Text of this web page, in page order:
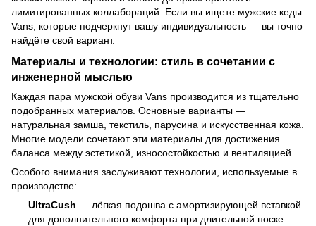
лимитированных коллабораций. Если вы ищете мужские кеды
Vans, которые подчеркнут вашу индивидуальность — вы точно
найдёте свой вариант.
Материалы и технологии: стиль в сочетании с
инженерной мыслью
Каждая пара мужской обуви Vans производится из тщательно
подобранных материалов. Основные варианты —
натуральная замша, текстиль, парусина и искусственная кожа.
Многие модели сочетают эти материалы для достижения
баланса между эстетикой, износостойкостью и вентиляцией.
Особого внимания заслуживают технологии, используемые в
производстве:
UltraCush — лёгкая подошва с амортизирующей вставкой
для дополнительного комфорта при длительной носке.